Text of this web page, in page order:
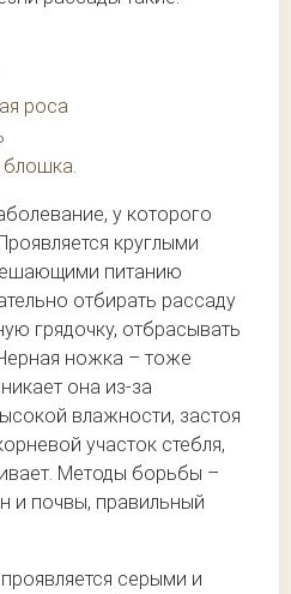
роса
у которого
круглыми
питанию
отбирать рассаду
грядочку, отбрасывать
ножка – тоже
она из-за
влажности, застоя
участок стебля,
Методы борьбы –
и почвы, правильный
серыми и